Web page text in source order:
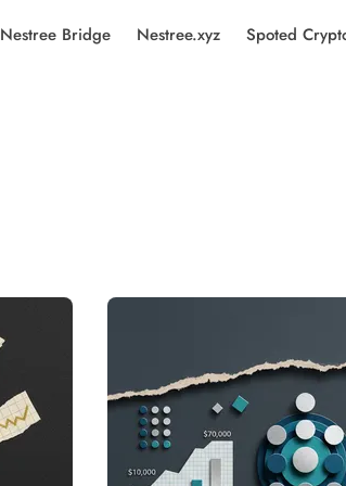
Nestree Bridge Nestree.xyz Spoted